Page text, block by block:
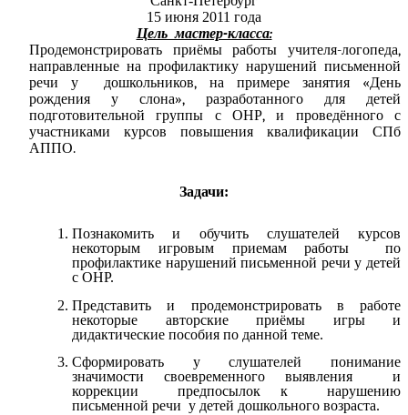
15 июня 2011 года
Цель мастер-класса:
Продемонстрировать приёмы работы учителя-логопеда,
направленные на профилактику нарушений письменной
речи у дошкольников, на примере занятия «День
рождения у слона», разработанного для детей
подготовительной группы с ОНР, и проведённого с
участниками курсов повышения квалификации СПб
АППО.
Задачи:
Познакомить и обучить слушателей курсов
некоторым игровым приемам работы по
профилактике нарушений письменной речи у детей
с ОНР.
Представить и продемонстрировать в работе
некоторые авторские приёмы игры и
дидактические пособия по данной теме.
Сформировать у слушателей понимание
значимости своевременного выявления и
коррекции предпосылок к нарушению
письменной речи у детей дошкольного возраста.